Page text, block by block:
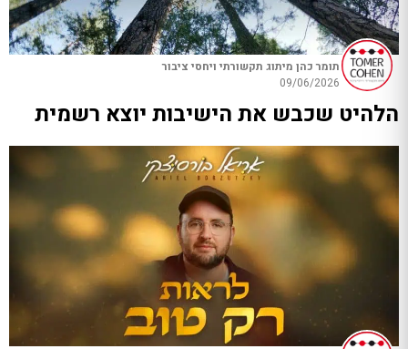
תומר כהן מיתוג תקשורתי ויחסי ציבור
09/06/2026
הלהיט שכבש את הישיבות יוצא רשמית